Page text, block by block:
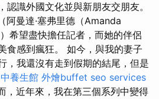
認識外國文化並與新朋友交朋友。
阿曼達·塞弗里德（Amanda
希望盡快擔任記者，而她的伴侶
食感到瘋狂。 如今，與我的妻子
，我還沒有走到假期的結尾，但是
養生館 外燴buffet seo services
，近年來，我在第三個系列中變得